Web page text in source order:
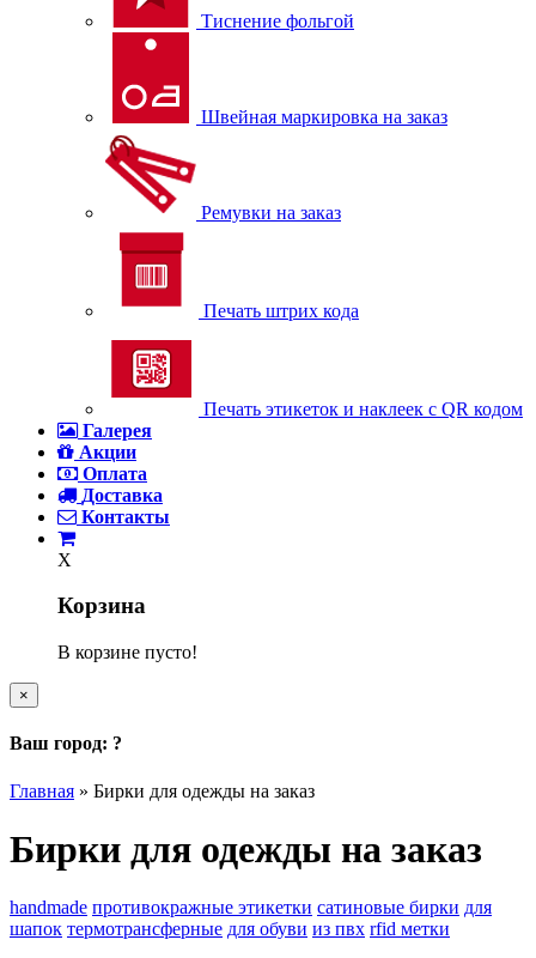
Тиснение фольгой
Швейная маркировка на заказ
Ремувки на заказ
Печать штрих кода
Печать этикеток и наклеек с QR кодом
Галерея
Акции
Оплата
Доставка
Контакты
X
Корзина
В корзине пусто!
×
Ваш город: ?
Главная » Бирки для одежды на заказ
Бирки для одежды на заказ
handmade противокражные этикетки сатиновые бирки для
шапок термотрансферные для обуви из пвх rfid метки